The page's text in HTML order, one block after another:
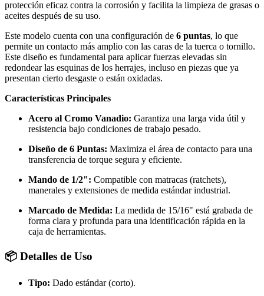
protección eficaz contra la corrosión y facilita la limpieza de grasas o
aceites después de su uso.
Este modelo cuenta con una configuración de 6 puntas, lo que
permite un contacto más amplio con las caras de la tuerca o tornillo.
Este diseño es fundamental para aplicar fuerzas elevadas sin
redondear las esquinas de los herrajes, incluso en piezas que ya
presentan cierto desgaste o están oxidadas.
Características Principales
Acero al Cromo Vanadio: Garantiza una larga vida útil y
resistencia bajo condiciones de trabajo pesado.
Diseño de 6 Puntas: Maximiza el área de contacto para una
transferencia de torque segura y eficiente.
Mando de 1/2": Compatible con matracas (ratchets),
manerales y extensiones de medida estándar industrial.
Marcado de Medida: La medida de 15/16" está grabada de
forma clara y profunda para una identificación rápida en la
caja de herramientas.
📦 Detalles de Uso
Tipo: Dado estándar (corto).